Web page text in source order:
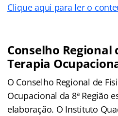
Clique aqui para ler o
Conselho Regional
Terapia
O Conselho Regional de
Ocupacional da 8ª Região
elaboração. O Instituto